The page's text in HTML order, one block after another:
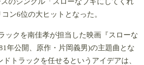
コン6位の大ヒットとなった。
ックを南佳孝が担当した映画『スローな
年公開、原作・片岡義男)の主題曲とな
トラックを任せるというアイデアは、